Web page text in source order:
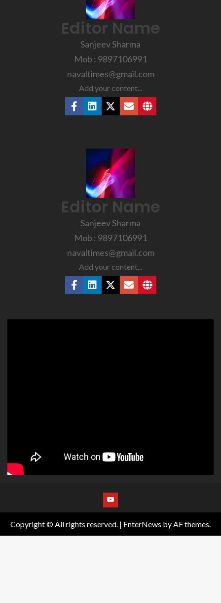
Editor Name
Sanjeev Sharma
Mob : 9897106991
navaltimes@gmail.com
Add your content...
Editor Name
Sanjeev Sharma
Mob : 9897106991
navaltimes@gmail.com
Add your content...
Copyright © All rights reserved. | EnterNews by AF themes.